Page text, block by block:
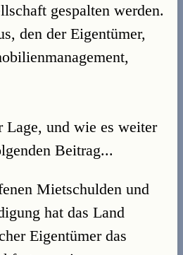
gespalten werden.
den der Eigentümer,
Lage, und wie es weiter
Beitrag...
Mietschulden und
hat das Land
Eigentümer das